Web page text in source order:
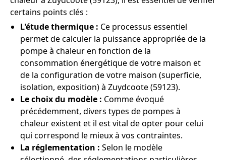
certains points clés :
L'étude thermique : Ce processus essentiel
permet de calculer la puissance appropriée de la
pompe à chaleur en fonction de la
consommation énergétique de votre maison et
de la configuration de votre maison (superficie,
isolation, exposition) à Zuydcoote (59123).
Le choix du modèle : Comme évoqué
précédemment, divers types de pompes à
chaleur existent et il est vital de opter pour celui
qui correspond le mieux à vos contraintes.
La réglementation : Selon le modèle